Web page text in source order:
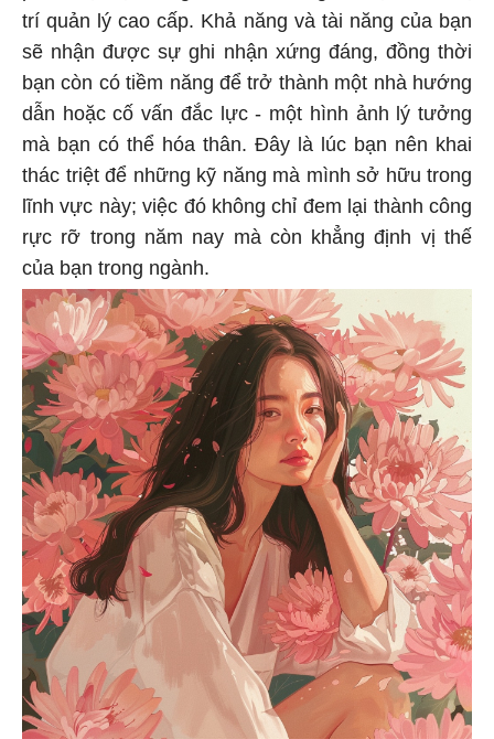
trí quản lý cao cấp. Khả năng và tài năng của bạn
sẽ nhận được sự ghi nhận xứng đáng, đồng thời
bạn còn có tiềm năng để trở thành một nhà hướng
dẫn hoặc cố vấn đắc lực - một hình ảnh lý tưởng
mà bạn có thể hóa thân. Đây là lúc bạn nên khai
thác triệt để những kỹ năng mà mình sở hữu trong
lĩnh vực này; việc đó không chỉ đem lại thành công
rực rỡ trong năm nay mà còn khẳng định vị thế
của bạn trong ngành.